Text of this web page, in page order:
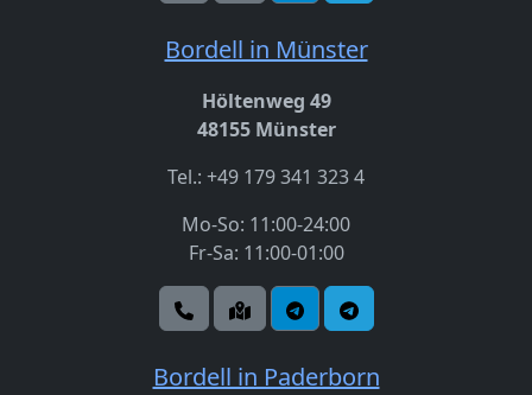
Bordell in Münster
Höltenweg 49
48155 Münster
Tel.: +49 179 341 323 4
Mo-So: 11:00-24:00
Fr-Sa: 11:00-01:00
Bordell in Paderborn